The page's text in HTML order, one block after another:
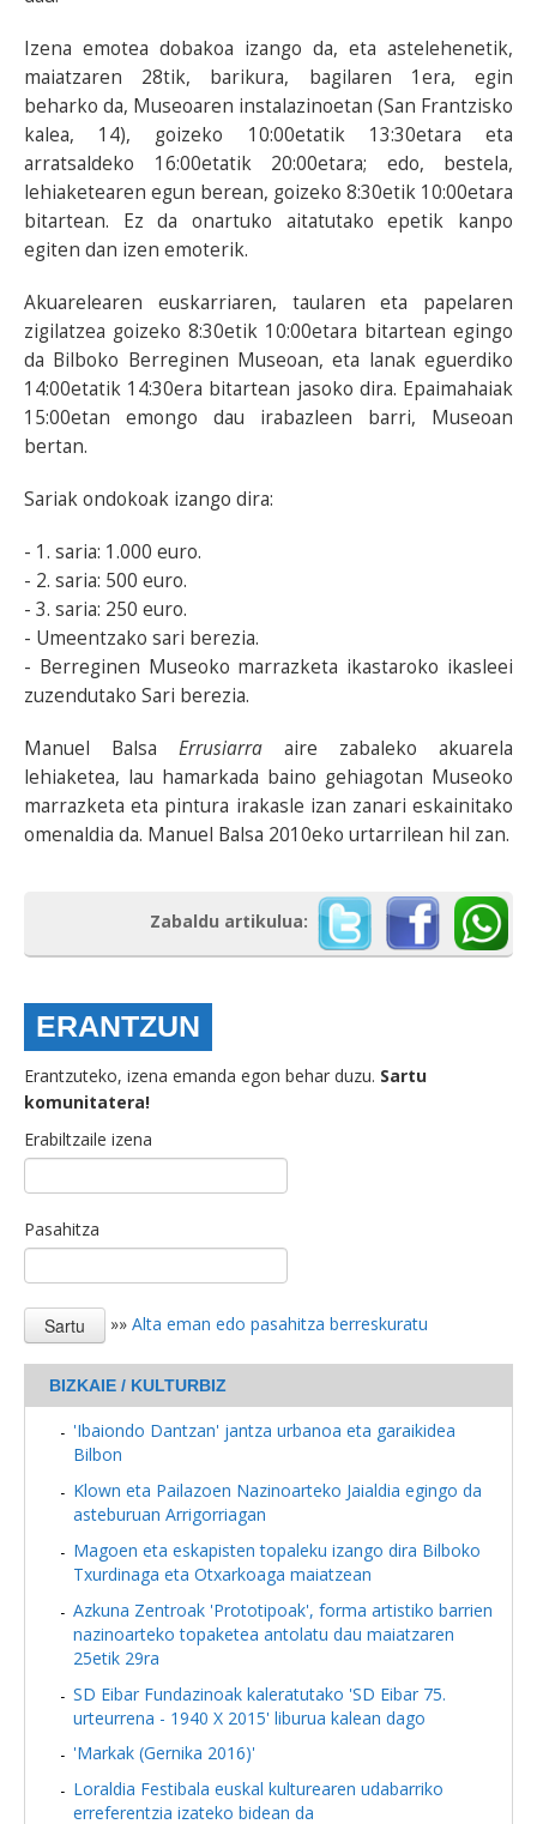
Izena emotea dobakoa izango da, eta astelehenetik,
maiatzaren 28tik, barikura, bagilaren 1era, egin
beharko da, Museoaren instalazinoetan (San Frantzisko
kalea, 14), goizeko 10:00etatik 13:30etara eta
arratsaldeko 16:00etatik 20:00etara; edo, bestela,
lehiaketearen egun berean, goizeko 8:30etik 10:00etara
bitartean. Ez da onartuko aitatutako epetik kanpo
egiten dan izen emoterik.
Akuarelearen euskarriaren, taularen eta papelaren
zigilatzea goizeko 8:30etik 10:00etara bitartean egingo
da Bilboko Berreginen Museoan, eta lanak eguerdiko
14:00etatik 14:30era bitartean jasoko dira. Epaimahaiak
15:00etan emongo dau irabazleen barri, Museoan
bertan.
Sariak ondokoak izango dira:
- 1. saria: 1.000 euro.
- 2. saria: 500 euro.
- 3. saria: 250 euro.
- Umeentzako sari berezia.
- Berreginen Museoko marrazketa ikastaroko ikasleei
zuzendutako Sari berezia.
Manuel Balsa Errusiarra aire zabaleko akuarela
lehiaketea, lau hamarkada baino gehiagotan Museoko
marrazketa eta pintura irakasle izan zanari eskainitako
omenaldia da. Manuel Balsa 2010eko urtarrilean hil zan.
Zabaldu artikulua:
ERANTZUN
Erantzuteko, izena emanda egon behar duzu. Sartu
komunitatera!
Erabiltzaile izena
Pasahitza
»» Alta eman edo pasahitza berreskuratu
BIZKAIE / KULTURBIZ
'Ibaiondo Dantzan' jantza urbanoa eta garaikidea
Bilbon
Klown eta Pailazoen Nazinoarteko Jaialdia egingo da
asteburuan Arrigorriagan
Magoen eta eskapisten topaleku izango dira Bilboko
Txurdinaga eta Otxarkoaga maiatzean
Azkuna Zentroak 'Prototipoak', forma artistiko barrien
nazinoarteko topaketea antolatu dau maiatzaren
25etik 29ra
SD Eibar Fundazinoak kaleratutako 'SD Eibar 75.
urteurrena - 1940 X 2015' liburua kalean dago
'Markak (Gernika 2016)'
Loraldia Festibala euskal kulturearen udabarriko
erreferentzia izateko bidean da